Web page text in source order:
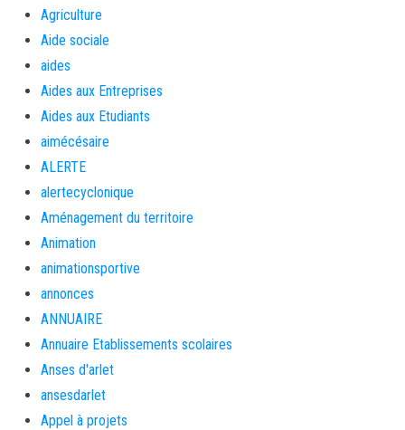
Agriculture
Aide sociale
aides
Aides aux Entreprises
Aides aux Etudiants
aimécésaire
ALERTE
alertecyclonique
Aménagement du territoire
Animation
animationsportive
annonces
ANNUAIRE
Annuaire Etablissements scolaires
Anses d'arlet
ansesdarlet
Appel à projets